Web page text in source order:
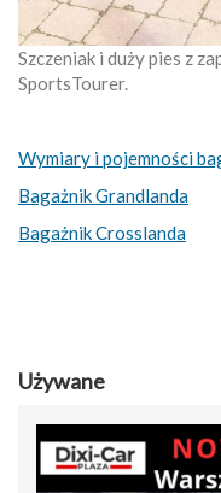
Szczeniak i duży pies z
SportsTourer.
Wymiary i pojemności
Bagażnik Grandlanda
Bagażnik Crosslanda
Używane